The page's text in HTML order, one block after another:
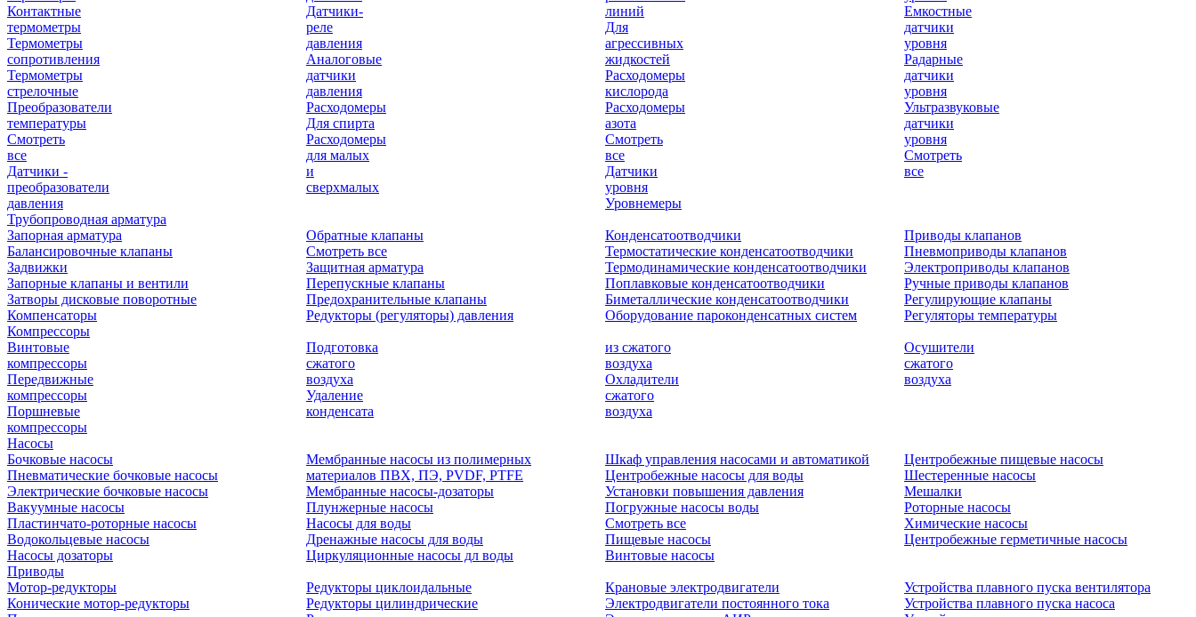
Контактные
термометры
Термометры
сопротивления
Термометры
стрелочные
Преобразователи
температуры
Смотреть
все
Датчики -
преобразователи
давления
Датчики-
реле
давления
Аналоговые
датчики
давления
Расходомеры
Для спирта
Расходомеры
для малых
и
сверхмалых
линий
Для
агрессивных
жидкостей
Расходомеры
кислорода
Расходомеры
азота
Смотреть
все
Датчики
уровня
Уровнемеры
Емкостные
датчики
уровня
Радарные
датчики
уровня
Ультразвуковые
датчики
уровня
Смотреть
все
Трубопроводная арматура
Запорная арматура
Балансировочные клапаны
Задвижки
Запорные клапаны и вентили
Затворы дисковые поворотные
Компенсаторы
Обратные клапаны
Смотреть все
Защитная арматура
Перепускные клапаны
Предохранительные клапаны
Редукторы (регуляторы) давления
Конденсатоотводчики
Термостатические конденсатоотводчики
Термодинамические конденсатоотводчики
Поплавковые конденсатоотводчики
Биметаллические конденсатоотводчики
Оборудование пароконденсатных систем
Приводы клапанов
Пневмоприводы клапанов
Электроприводы клапанов
Ручные приводы клапанов
Регулирующие клапаны
Регуляторы температуры
Компрессоры
Винтовые
компрессоры
Передвижные
компрессоры
Поршневые
компрессоры
Подготовка
сжатого
воздуха
Удаление
конденсата
из сжатого
воздуха
Охладители
сжатого
воздуха
Осушители
сжатого
воздуха
Насосы
Бочковые насосы
Пневматические бочковые насосы
Электрические бочковые насосы
Вакуумные насосы
Пластинчато-роторные насосы
Водокольцевые насосы
Насосы дозаторы
Мембранные насосы из полимерных
материалов ПВХ, ПЭ, PVDF, PTFE
Мембранные насосы-дозаторы
Плунжерные насосы
Насосы для воды
Дренажные насосы для воды
Циркуляционные насосы дл воды
Шкаф управления насосами и автоматикой
Центробежные насосы для воды
Установки повышения давления
Погружные насосы воды
Смотреть все
Пищевые насосы
Винтовые насосы
Центробежные пищевые насосы
Шестеренные насосы
Мешалки
Роторные насосы
Химические насосы
Центробежные герметичные насосы
Приводы
Мотор-редукторы
Конические мотор-редукторы
Редукторы циклоидальные
Редукторы цилиндрические
Крановые электродвигатели
Электродвигатели постоянного тока
Устройства плавного пуска вентилятора
Устройства плавного пуска насоса